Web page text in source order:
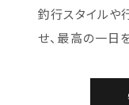
釣行スタイルや
せ、最高の一日